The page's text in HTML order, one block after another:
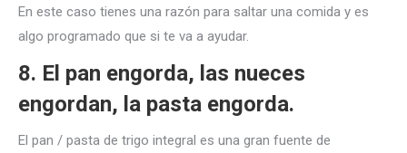
En este caso tienes una razón para saltar una comida y es
algo programado que si te va a ayudar.
8. El pan engorda, las nueces
engordan, la pasta engorda.
El pan / pasta de trigo integral es una gran fuente de